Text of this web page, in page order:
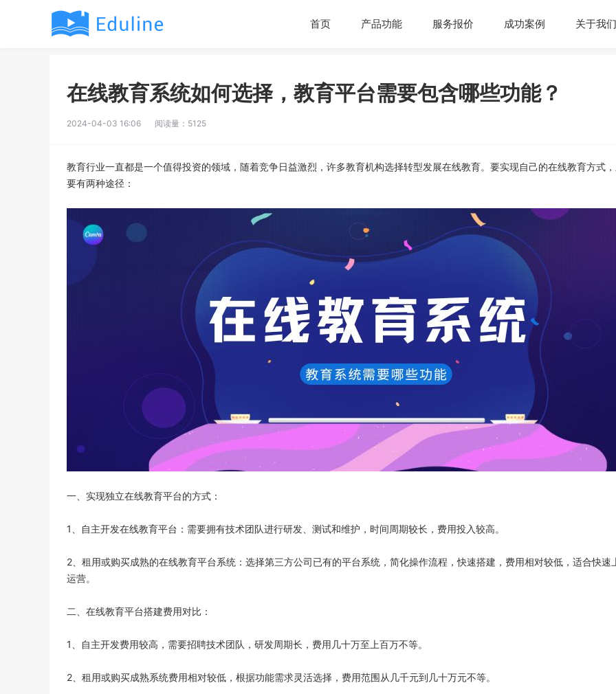
首页 产品功能 服务报价 成功案例 关于我们
在线教育系统如何选择，教育平台需要包含哪些功能？
2024-04-03 16:06 阅读量：5125
教育行业一直都是一个值得投资的领域，随着竞争日益激烈，许多教育机构选择转型发展在线教育。要实现自己的在线教育方式
要有两种途径：
一、实现独立在线教育平台的方式：
1、自主开发在线教育平台：需要拥有技术团队进行研发、测试和维护，时间周期较长，费用投入较高。
2、租用或购买成熟的在线教育平台系统：选择第三方公司已有的平台系统，简化操作流程，快速搭建，费用相对较低，适合快速
运营。
二、在线教育平台搭建费用对比：
1、自主开发费用较高，需要招聘技术团队，研发周期长，费用几十万至上百万不等。
2、租用或购买成熟系统费用相对较低，根据功能需求灵活选择，费用范围从几千元到几十万元不等。